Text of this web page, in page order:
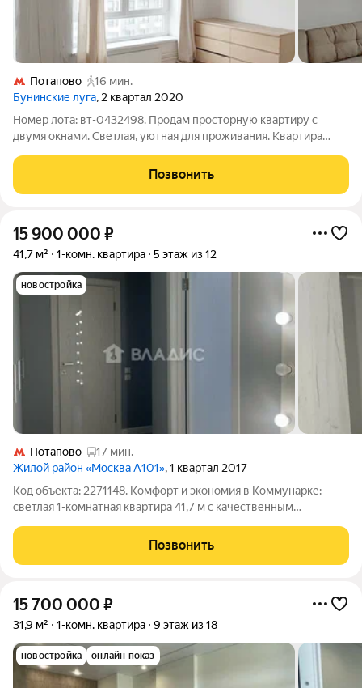
Потапово
16 мин.
Бунинские луга, 2 квартал 2020
Номер лота: вт-0432498. Продам просторную квартиру с
двумя окнами. Светлая, уютная для проживания. Квартира
для проживания. На этаже всего 4 квартиры. Дом Комфорт-
класса, закрытая придомовая
Позвонить
15 900 000 ₽
41,7 м² 1-комн. квартира 5 этаж из 12
новостройка
Потапово
17 мин.
Жилой район «Москва А101», 1 квартал 2017
Код объекта: 2271148. Комфорт и экономия в Коммунарке:
светлая 1-комнатная квартира 41,7 м с качественным
11,6 м легко превращается в уютную зону завтраков и рабочих
моментов, а комната 18,1 м
Позвонить
15 700 000 ₽
31,9 м² 1-комн. квартира 9 этаж из 18
новостройка онлайн показ